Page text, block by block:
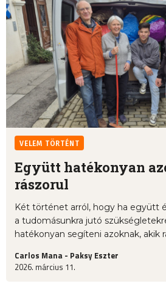
VELEM TÖRTÉNT
Együtt hatékonyan
rászorul
Két történet arról, hogy ha együtt
a tudomásunkra jutó
hatékonyan segíteni azoknak, akik
Carlos Mana - Paksy Eszter
2026. március 11.